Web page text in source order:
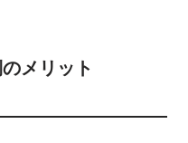
メリット